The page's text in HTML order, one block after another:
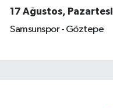
17 Ağustos, Pazartesi
Samsunspor - Göztepe